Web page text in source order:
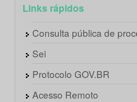
Links rápidos
Consulta pública de
Sei
Protocolo GOV.BR
Acesso Remoto